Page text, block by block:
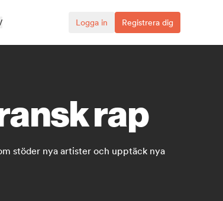
Logga in Registrera dig
rap
stöder nya artister och upptäck nya